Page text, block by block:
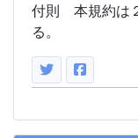
付則 本規約は
る。